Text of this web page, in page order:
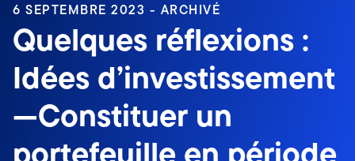
6 SEPTEMBRE 2023 - ARCHIVÉ
Quelques réflexions :
Idées d’investissement
—Constituer un